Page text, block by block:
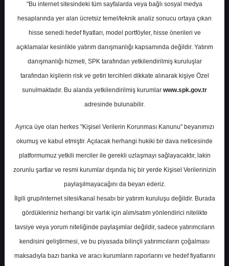
THYAO- TÜRK HAVA YOLLARI
A.O.
Hedef Fiyat 508.50 ₺
Getiri
%0.00
0 0
En Yüksek Tahmin
Ortalama Fiyat Tahmini
"Bu internet sitesindeki tüm sayfalarda veya bağlı sosyal medya
hesaplarında yer alan ücretsiz temel/teknik analiz sonucu ortaya çıkan
hisse senedi hedef fiyatları, model portföyler, hisse önerileri ve
açıklamalar kesinlikle yatırım danışmanlığı kapsamında değildir. Yatırım
danışmanlığı hizmeti, SPK tarafından yetkilendirilmiş kuruluşlar
tarafından kişilerin risk ve getiri tercihleri dikkate alınarak kişiye Özel
sunulmaktadır. Bu alanda yetkilendirilmiş kurumlar www.spk.gov.tr
adresinde bulunabilir.
Ayrıca üye olan herkes "Kişisel Verilerin Korunması Kanunu" beyanımızı
okumuş ve kabul etmiştir. Açılacak herhangi hukiki bir dava neticesinde
platformumuz yetkili merciler ile gerekli uzlaşmayı sağlayacaktır, lakin
zorunlu şartlar ve resmi kurumlar dışında hiç bir yerde Kişisel Verilerinizin
paylaşılmayacağını da beyan ederiz.
İlgili grup/internet sitesi/kanal hesabı bir yatırım kuruluşu değildir. Burada
gördükleriniz herhangi bir varlık için alım/satım yönlendirici nitelikte
tavsiye veya yorum niteliğinde paylaşımlar değildir, sadece yatırımcıların
kendisini geliştirmesi, ve bu piyasada bilinçli yatırımcıların çoğalması
maksadıyla bazı banka ve aracı kurumların raporlarını ve hedef fiyatlarını